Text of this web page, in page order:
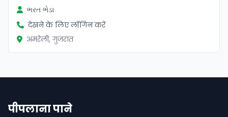
ભરત ભેડા
देखने के लिए लॉगिन करें
अमरेली, गुजरात
पीपलाना पाने